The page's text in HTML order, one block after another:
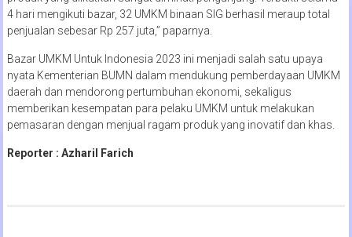
4 hari mengikuti bazar, 32 UMKM binaan SIG berhasil meraup total
penjualan sebesar Rp 257 juta,” paparnya.
Bazar UMKM Untuk Indonesia 2023 ini menjadi salah satu upaya
nyata Kementerian BUMN dalam mendukung pemberdayaan UMKM
daerah dan mendorong pertumbuhan ekonomi, sekaligus
memberikan kesempatan para pelaku UMKM untuk melakukan
pemasaran dengan menjual ragam produk yang inovatif dan khas.
Reporter : Azharil Farich